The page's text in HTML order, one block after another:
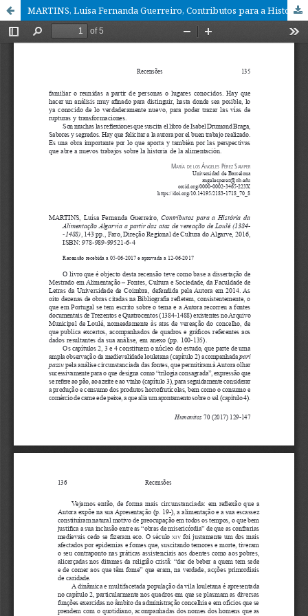
MARTINS, Luísa Fernanda Guerreiro, Contributos para a História da Alimentação Algarvia a partir das atas de vereação de Loulé (1384-1488)